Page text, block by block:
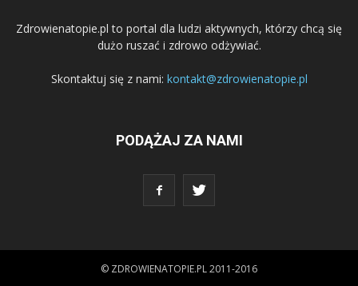
Zdrowienatopie.pl to portal dla ludzi aktywnych, którzy chcą się
dużo ruszać i zdrowo odżywiać.
Skontaktuj się z nami: kontakt@zdrowienatopie.pl
PODĄŻAJ ZA NAMI
© ZDROWIENATOPIE.PL 2011-2016